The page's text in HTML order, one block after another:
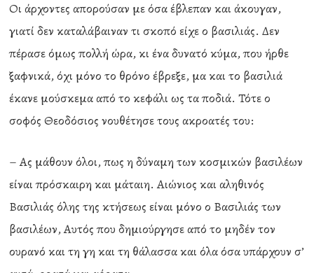
Οι άρχοντες απορούσαν με όσα έβλεπαν και άκουγαν,
γιατί δεν καταλάβαιναν τι σκοπό είχε ο βασιλιάς. Δεν
πέρασε όμως πολλή ώρα, κι ένα δυνατό κύμα, που ήρθε
ξαφνικά, όχι μόνο το θρόνο έβρεξε, μα και το βασιλιά
έκανε μούσκεμα από το κεφάλι ως τα ποδιά. Τότε ο
σοφός Θεοδόσιος νουθέτησε τους ακροατές του:
– Ας μάθουν όλοι, πως η δύναμη των κοσμικών βασιλέων
είναι πρόσκαιρη και μάταιη. Αιώνιος και αληθινός
Βασιλιάς όλης της κτήσεως είναι μόνο ο Βασιλιάς των
βασιλέων, Αυτός που δημιούργησε από το μηδέν τον
ουρανό και τη γη και τη θάλασσα και όλα όσα υπάρχουν σ’